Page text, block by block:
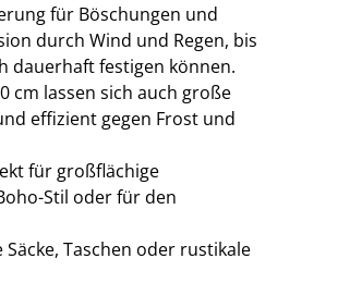
für Böschungen und
durch Wind und Regen, bis
dauerhaft festigen können.
cm lassen sich auch große
effizient gegen Frost und
für großflächige
Stil oder für den
Taschen oder rustikale